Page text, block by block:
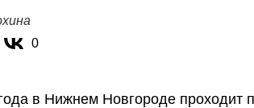
0
в Нижнем Новгороде проходит